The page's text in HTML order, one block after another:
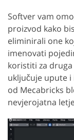
Softver vam
proizvod kako
eliminirali one
imenovati
koristiti za
uključuje upute i
od Mecabricks
nevjerojatna